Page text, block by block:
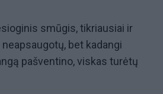
smūgis, tikriausiai ir
bet kadangi
pašventino, viskas turėtų